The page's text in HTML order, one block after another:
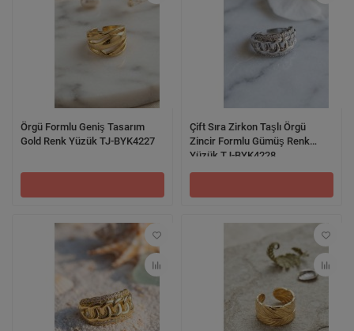
Örgü Formlu Geniş Tasarım
Gold Renk Yüzük TJ-BYK4227
Çift Sıra Zirkon Taşlı Örgü
Zincir Formlu Gümüş Renk
Yüzük TJ-BYK4228